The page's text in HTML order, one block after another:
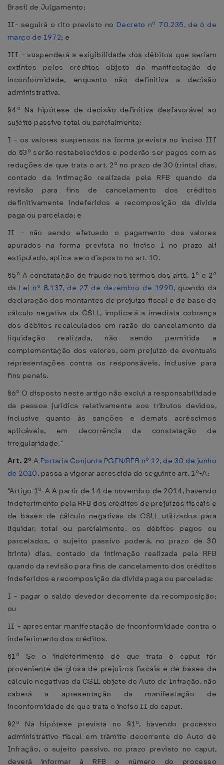
Brasil de Julgamento;
II- seguirá o rito previsto no Decreto nº 70.235, de 6 de
março de 1972; e
III - suspenderá a exigibilidade dos débitos que seriam
extintos pelos créditos objeto da manifestação de
inconformidade, enquanto não definitiva a decisão
administrativa.
§4º Na hipótese de decisão definitiva desfavorável ao
sujeito passivo total ou parcialmente:
I - os valores suspensos na forma prevista no inciso III
do §3º serão restabelecidos e poderão ser pagos com as
reduções de que trata o art. 2º no prazo de 30 (trinta) dias,
contado da intimação realizada pela RFB quando da
revisão para fins de cancelamento dos créditos
definitivamente indeferidos e recomposição da dívida
paga ou parcelada; e
II - não sendo efetuado o pagamento dos valores
apurados na forma prevista no inciso I no prazo ali
estipulado, aplica-se o disposto no art. 10.
§5º A constatação de fraude nos termos dos arts. 1º e 2º
da Lei nº 8.137, de 27 de dezembro de 1990, quando da
declaração dos montantes de prejuízo fiscal e de base de
cálculo negativa da CSLL, implicará a imediata cobrança
dos débitos recalculados em razão do cancelamento da
liquidação realizada, não sendo permitida a
complementação dos valores, sem prejuízo de eventuais
representações contra os responsáveis, inclusive para
fins penais.
§6º O disposto neste artigo não exclui a responsabilidade
da pessoa jurídica relativamente aos tributos devidos,
inclusive quanto às sanções e demais acréscimos
aplicáveis, em decorrência da constatação de
irregularidade."
Art. 2º A Portaria Conjunta PGFN/RFB nº 12, de 30 de junho
de 2010, passa a vigorar acrescida do seguinte art. 1º-A:
"Artigo 1º-A A partir de 14 de novembro de 2014, havendo
indeferimento pela RFB dos créditos de prejuízos fiscais e
de bases de cálculo negativas da CSLL utilizados para
liquidar, total ou parcialmente, os débitos pagos ou
parcelados, o sujeito passivo poderá, no prazo de 30
(trinta) dias, contado da intimação realizada pela RFB
quando da revisão para fins de cancelamento dos créditos
indeferidos e recomposição da dívida paga ou parcelada:
I - pagar o saldo devedor decorrente da recomposição;
ou
II - apresentar manifestação de inconformidade contra o
indeferimento dos créditos.
§1º Se o indeferimento de que trata o caput for
proveniente de glosa de prejuízos fiscais e de bases de
cálculo negativas da CSLL objeto de Auto de Infração, não
caberá a apresentação da manifestação de
inconformidade de que trata o inciso II do caput.
§2º Na hipótese prevista no §1º, havendo processo
administrativo fiscal em trâmite decorrente do Auto de
Infração, o sujeito passivo, no prazo previsto no caput,
deverá informar à RFB o número do processo